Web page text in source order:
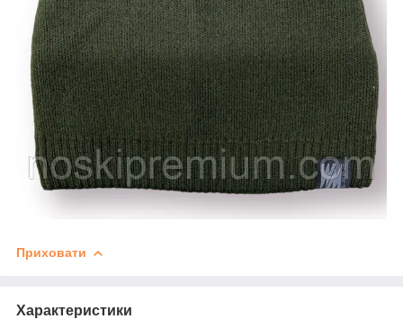
Приховати
Характеристики